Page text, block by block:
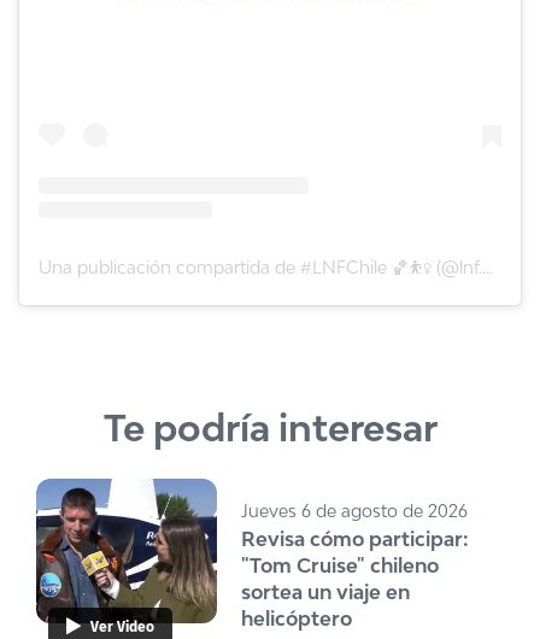
Te podría interesar
Ver Video
Jueves 6 de agosto de 2026
Revisa cómo participar:
"Tom Cruise" chileno
sortea un viaje en
helicóptero